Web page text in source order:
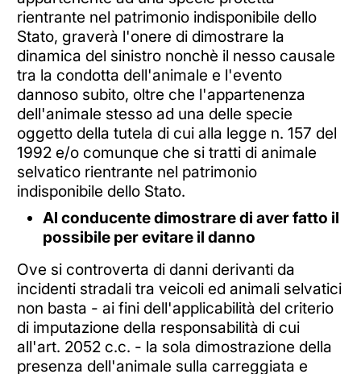
rientrante nel patrimonio indisponibile dello
Stato, graverà l'onere di dimostrare la
dinamica del sinistro nonchè il nesso causale
tra la condotta dell'animale e l'evento
dannoso subito, oltre che l'appartenenza
dell'animale stesso ad una delle specie
oggetto della tutela di cui alla legge n. 157 del
1992 e/o comunque che si tratti di animale
selvatico rientrante nel patrimonio
indisponibile dello Stato.
Al conducente dimostrare di aver fatto il
possibile per evitare il danno
Ove si controverta di danni derivanti da
incidenti stradali tra veicoli ed animali selvatici
non basta - ai fini dell'applicabilità del criterio
di imputazione della responsabilità di cui
all'art. 2052 c.c. - la sola dimostrazione della
presenza dell'animale sulla carreggiata e